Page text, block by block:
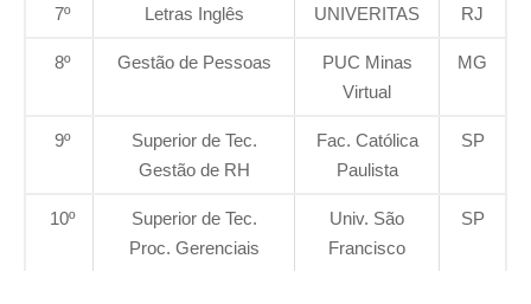
7º Letras Inglês UNIVERITAS RJ
8º Gestão de Pessoas
PUC Minas
Virtual
MG
9º
Superior de Tec.
Gestão de RH
Fac. Católica
Paulista
SP
10º
Superior de Tec.
Proc. Gerenciais
Univ. São
Francisco
SP